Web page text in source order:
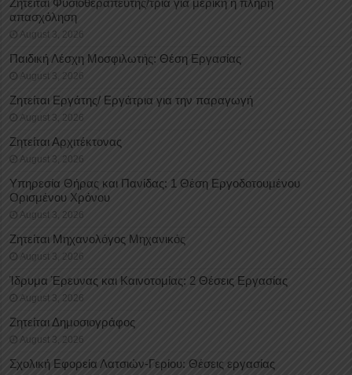
Ζητείται Φυσιοθεραπευτής/τρια για μερική ή πλήρη
απασχόληση
August 3, 2026
Παιδική Λέσχη Μοσφιλωτής: Θέση Εργασίας
August 3, 2026
Ζητείται Εργάτης/ Εργάτρια για την παραγωγή
August 3, 2026
Ζητείται Αρχιτέκτονας
August 3, 2026
Υπηρεσία Θήρας και Πανίδας: 1 Θέση Eργοδοτουμένου
Oρισμένου Xρόνου
August 3, 2026
Ζητείται Μηχανολόγος Μηχανικός
August 3, 2026
Ίδρυμα Έρευνας και Καινοτομίας: 2 Θέσεις Εργασίας
August 3, 2026
Ζητείται Δημοσιογράφος
August 3, 2026
Σχολική Εφορεία Λατσιών-Γερίου: Θέσεις εργασίας